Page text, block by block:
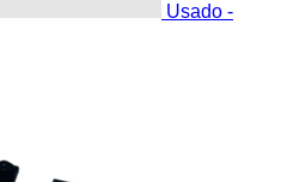
Usado -